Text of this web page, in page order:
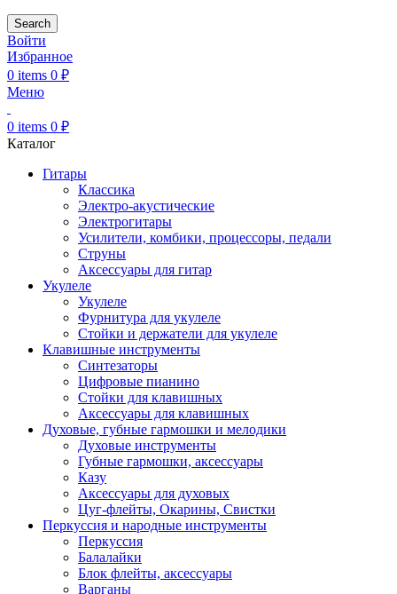
Search
Войти
Избранное
0 items 0 ₽
Меню
0 items 0 ₽
Каталог
Гитары
Классика
Электро-акустические
Электрогитары
Усилители, комбики, процессоры, педали
Струны
Аксессуары для гитар
Укулеле
Укулеле
Фурнитура для укулеле
Стойки и держатели для укулеле
Клавишные инструменты
Синтезаторы
Цифровые пианино
Стойки для клавишных
Аксессуары для клавишных
Духовые, губные гармошки и мелодики
Духовые инструменты
Губные гармошки, аксессуары
Казу
Аксессуары для духовых
Цуг-флейты, Окарины, Свистки
Перкуссия и народные инструменты
Перкуссия
Балалайки
Блок флейты, аксессуары
Варганы